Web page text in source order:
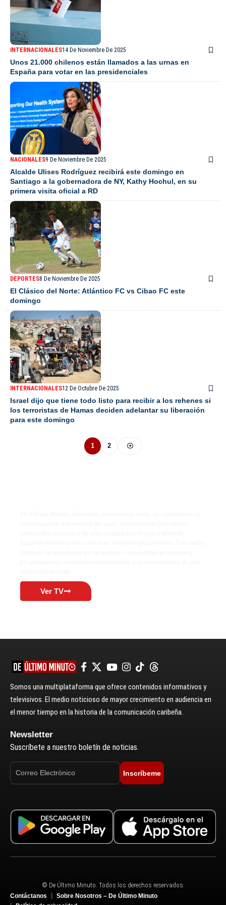
INTERNACIONALES14 De Noviembre De 2025
Unos 21.000 chilenos están llamados a las urnas en
España para votar en las presidenciales
NACIONALES9 De Noviembre De 2025
Alcalde Ulises Rodríguez recibirá este domingo en
Santiago a la gobernadora de NY, Kathy Hochul, en su
primera visita oficial a RD
DEPORTES8 De Noviembre De 2025
El Clásico del Norte: Atlántico FC vs Cibao FC este
domingo
INTERNACIONALES12 De Octubre De 2025
Israel dijo que tiene todo listo para recibir a los rehenes si
los terroristas de Hamas deciden adelantar su liberación
para este domingo
1 2
Ver TV
Somos una multiplataforma que ofrece contenidos informativos y
televisivos. El medio noticioso de mayor crecimiento en audiencia en
el menor tiempo en la historia de la comunicación caribeña.
Newsletter
Suscríbete a nuestro boletín de noticias.
Inscríbeme
© De Último Minuto. Todos los derechos reservados.
Contáctanos
Sobre Nosotros – De Último Minuto